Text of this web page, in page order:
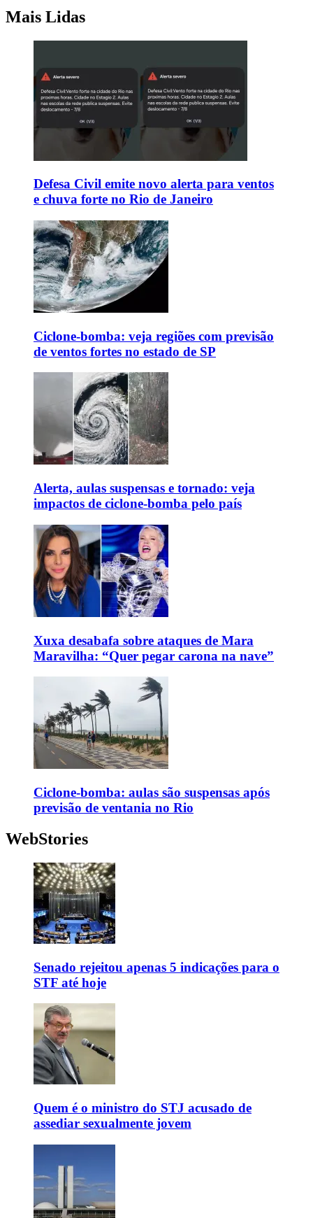
Mais Lidas
Defesa Civil emite novo alerta para ventos
e chuva forte no Rio de Janeiro
Ciclone-bomba: veja regiões com previsão
de ventos fortes no estado de SP
Alerta, aulas suspensas e tornado: veja
impactos de ciclone-bomba pelo país
Xuxa desabafa sobre ataques de Mara
Maravilha: “Quer pegar carona na nave”
Ciclone-bomba: aulas são suspensas após
previsão de ventania no Rio
WebStories
Senado rejeitou apenas 5 indicações para o
STF até hoje
Quem é o ministro do STJ acusado de
assediar sexualmente jovem